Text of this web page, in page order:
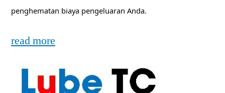
penghematan biaya pengeluaran Anda.
read more